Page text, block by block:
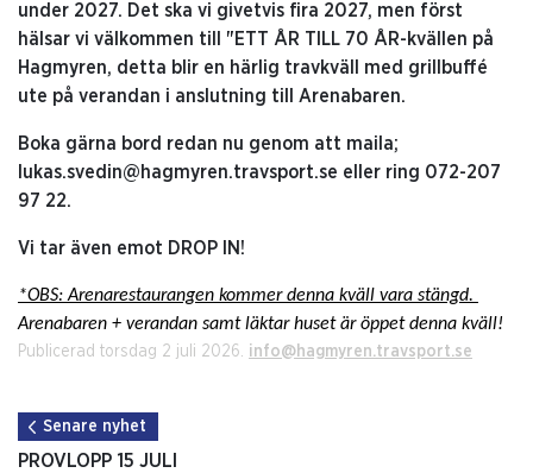
under 2027. Det ska vi givetvis fira 2027, men först
hälsar vi välkommen till "ETT ÅR TILL 70 ÅR-kvällen på
Hagmyren, detta blir en härlig travkväll med grillbuffé
ute på verandan i anslutning till Arenabaren.
Boka gärna bord redan nu genom att maila;
lukas.svedin@hagmyren.travsport.se eller ring 072-207
97 22.
Vi tar även emot DROP IN!
*OBS: Arenarestaurangen kommer denna kväll vara stängd.
Arenabaren + verandan samt läktar huset är öppet denna kväll!
Publicerad torsdag 2 juli 2026. info@hagmyren.travsport.se
Senare nyhet
PROVLOPP 15 JULI